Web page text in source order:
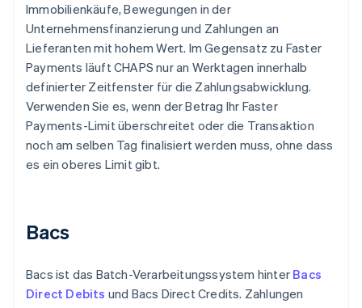
Immobilienkäufe, Bewegungen in der
Unternehmensfinanzierung und Zahlungen an
Lieferanten mit hohem Wert. Im Gegensatz zu Faster
Payments läuft CHAPS nur an Werktagen innerhalb
definierter Zeitfenster für die Zahlungsabwicklung.
Verwenden Sie es, wenn der Betrag Ihr Faster
Payments-Limit überschreitet oder die Transaktion
noch am selben Tag finalisiert werden muss, ohne dass
es ein oberes Limit gibt.
Bacs
Bacs ist das Batch-Verarbeitungssystem hinter Bacs
Direct Debits und Bacs Direct Credits. Zahlungen